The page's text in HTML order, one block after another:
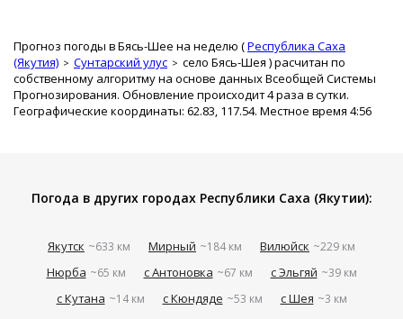
Прогноз погоды в Бясь-Шее на неделю (Республика Саха
(Якутия)
Сунтарский улус село Бясь-Шея ) расчитан по
собственному алгоритму на основе данных Всеобщей Системы
Прогнозирования. Обновление происходит 4 раза в сутки.
Географические координаты: 62.83, 117.54. Местное время 4:56
Погода в других городах Республики Саха (Якутии):
Якутск ~633 км Мирный ~184 км Вилюйск ~229 км
Нюрба ~65 км с Антоновка ~67 км с Эльгяй ~39 км
с Кутана ~14 км с Кюндяде ~53 км с Шея ~3 км